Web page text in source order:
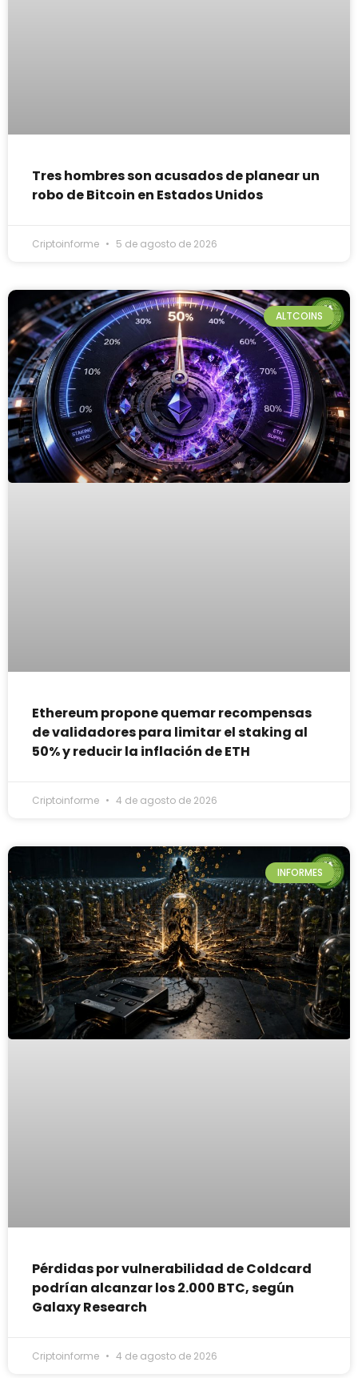
Tres hombres son acusados de planear un
robo de Bitcoin en Estados Unidos
Criptoinforme 5 de agosto de 2026
ALTCOINS
Ethereum propone quemar recompensas
de validadores para limitar el staking al
50% y reducir la inflación de ETH
Criptoinforme 4 de agosto de 2026
INFORMES
Pérdidas por vulnerabilidad de Coldcard
podrían alcanzar los 2.000 BTC, según
Galaxy Research
Criptoinforme 4 de agosto de 2026